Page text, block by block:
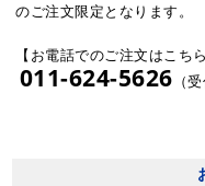
のご注文限定となります。
【お電話でのご注文はこちら
011-624-5626 （